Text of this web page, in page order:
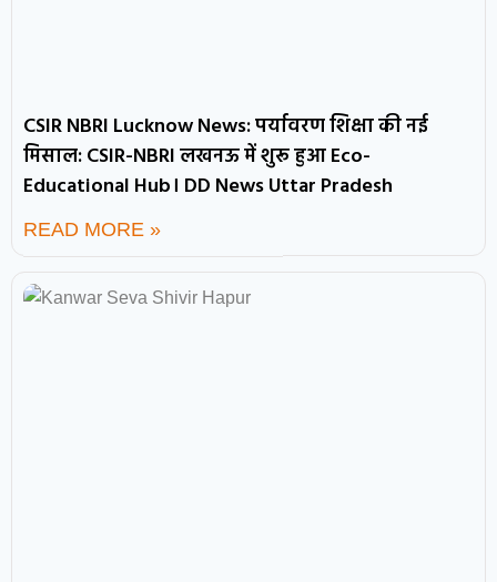
CSIR NBRI Lucknow News: पर्यावरण शिक्षा की नई
मिसाल: CSIR-NBRI लखनऊ में शुरू हुआ Eco-
Educational Hub। DD News Uttar Pradesh
READ MORE »